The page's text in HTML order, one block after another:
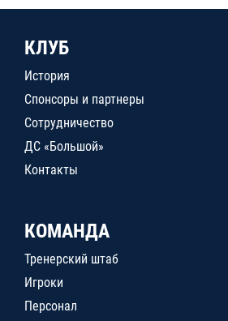
КЛУБ
История
Спонсоры и партнеры
Сотрудничество
ДС «Большой»
Контакты
КОМАНДА
Тренерский штаб
Игроки
Персонал